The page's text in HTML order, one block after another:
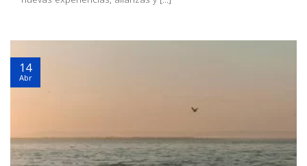
14
Abr